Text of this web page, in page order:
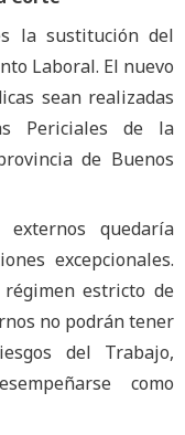
la sustitución del
Laboral. El nuevo
sean realizadas
Periciales de la
de Buenos
quedaría
excepcionales.
estricto de
no podrán tener
del Trabajo,
como